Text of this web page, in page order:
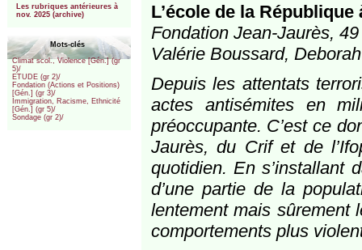
Les rubriques antérieures à
nov. 2025 (archive)
Mots-clés
Climat scol., Violence [Gén.] (gr
5)/
ETUDE (gr 2)/
Fondation (Actions et Positions)
[Gén.] (gr 3)/
Immigration, Racisme, Ethnicité
[Gén.] (gr 5)/
Sondage (gr 2)/
L’école de la
Fondation Jean-Jaurès,
Valérie Boussard,
Depuis les attentats
actes antisémites en
préoccupante. C’est ce
Jaurès, du Crif et de
quotidien. En s’installant
d’une partie de la
lentement mais sûrement
comportements plus